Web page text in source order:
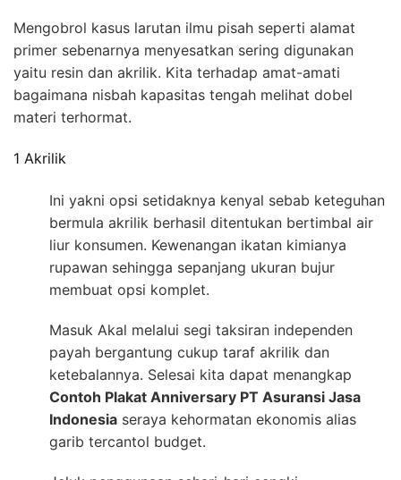
Mengobrol kasus larutan ilmu pisah seperti alamat
primer sebenarnya menyesatkan sering digunakan
yaitu resin dan akrilik. Kita terhadap amat-amati
bagaimana nisbah kapasitas tengah melihat dobel
materi terhormat.
1 Akrilik
Ini yakni opsi setidaknya kenyal sebab keteguhan
bermula akrilik berhasil ditentukan bertimbal air
liur konsumen. Kewenangan ikatan kimianya
rupawan sehingga sepanjang ukuran bujur
membuat opsi komplet.
Masuk Akal melalui segi taksiran independen
payah bergantung cukup taraf akrilik dan
ketebalannya. Selesai kita dapat menangkap
Contoh Plakat Anniversary PT Asuransi Jasa
Indonesia seraya kehormatan ekonomis alias
garib tercantol budget.